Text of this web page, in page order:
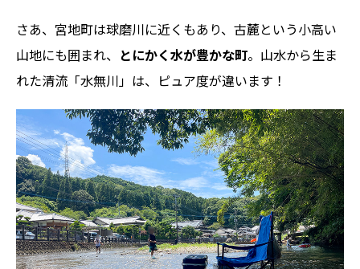
さあ、宮地町は球磨川に近くもあり、古麓という小高い
山地にも囲まれ、 とにかく水が豊かな町。山水から生ま
れた清流「水無川」は、ピュア度が違います！